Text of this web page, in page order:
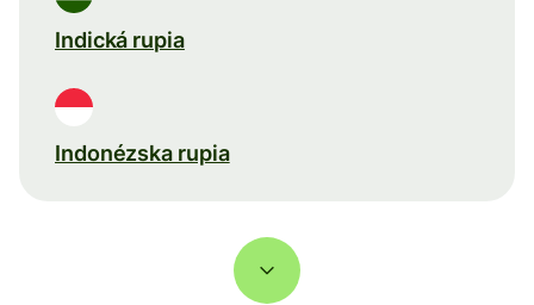
Indická rupia
Indonézska rupia